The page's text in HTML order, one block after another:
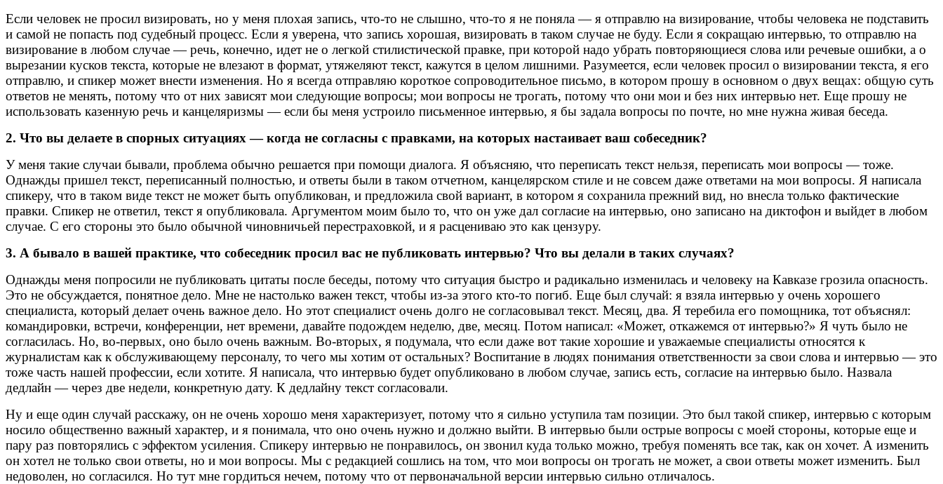
Если человек не просил визировать, но у меня плохая запись, что-то не слышно, что-то я не поняла — я отправлю на визирование, чтобы человека не подставить
и самой не попасть под судебный процесс. Если я уверена, что запись хорошая, визировать в таком случае не буду. Если я сокращаю интервью, то отправлю на
визирование в любом случае — речь, конечно, идет не о легкой стилистической правке, при которой надо убрать повторяющиеся слова или речевые ошибки, а о
вырезании кусков текста, которые не влезают в формат, утяжеляют текст, кажутся в целом лишними. Разумеется, если человек просил о визировании текста, я его
отправлю, и спикер может внести изменения. Но я всегда отправляю короткое сопроводительное письмо, в котором прошу в основном о двух вещах: общую суть
ответов не менять, потому что от них зависят мои следующие вопросы; мои вопросы не трогать, потому что они мои и без них интервью нет. Еще прошу не
использовать казенную речь и канцеляризмы — если бы меня устроило письменное интервью, я бы задала вопросы по почте, но мне нужна живая беседа.
2. Что вы делаете в спорных ситуациях — когда не согласны с правками, на которых настаивает ваш собеседник?
У меня такие случаи бывали, проблема обычно решается при помощи диалога. Я объясняю, что переписать текст нельзя, переписать мои вопросы — тоже.
Однажды пришел текст, переписанный полностью, и ответы были в таком отчетном, канцелярском стиле и не совсем даже ответами на мои вопросы. Я написала
спикеру, что в таком виде текст не может быть опубликован, и предложила свой вариант, в котором я сохранила прежний вид, но внесла только фактические
правки. Спикер не ответил, текст я опубликовала. Аргументом моим было то, что он уже дал согласие на интервью, оно записано на диктофон и выйдет в любом
случае. С его стороны это было обычной чиновничьей перестраховкой, и я расцениваю это как цензуру.
3. А бывало в вашей практике, что собеседник просил вас не публиковать интервью? Что вы делали в таких случаях?
Однажды меня попросили не публиковать цитаты после беседы, потому что ситуация быстро и радикально изменилась и человеку на Кавказе грозила опасность.
Это не обсуждается, понятное дело. Мне не настолько важен текст, чтобы из-за этого кто-то погиб. Еще был случай: я взяла интервью у очень хорошего
специалиста, который делает очень важное дело. Но этот специалист очень долго не согласовывал текст. Месяц, два. Я теребила его помощника, тот объяснял:
командировки, встречи, конференции, нет времени, давайте подождем неделю, две, месяц. Потом написал: «Может, откажемся от интервью?» Я чуть было не
согласилась. Но, во-первых, оно было очень важным. Во-вторых, я подумала, что если даже вот такие хорошие и уважаемые специалисты относятся к
журналистам как к обслуживающему персоналу, то чего мы хотим от остальных? Воспитание в людях понимания ответственности за свои слова и интервью — это
тоже часть нашей профессии, если хотите. Я написала, что интервью будет опубликовано в любом случае, запись есть, согласие на интервью было. Назвала
дедлайн — через две недели, конкретную дату. К дедлайну текст согласовали.
Ну и еще один случай расскажу, он не очень хорошо меня характеризует, потому что я сильно уступила там позиции. Это был такой спикер, интервью с которым
носило общественно важный характер, и я понимала, что оно очень нужно и должно выйти. В интервью были острые вопросы с моей стороны, которые еще и
пару раз повторялись с эффектом усиления. Спикеру интервью не понравилось, он звонил куда только можно, требуя поменять все так, как он хочет. А изменить
он хотел не только свои ответы, но и мои вопросы. Мы с редакцией сошлись на том, что мои вопросы он трогать не может, а свои ответы может изменить. Был
недоволен, но согласился. Но тут мне гордиться нечем, потому что от первоначальной версии интервью сильно отличалось.